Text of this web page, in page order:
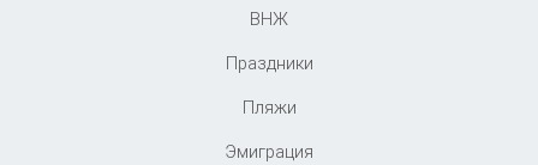
ВНЖ
Праздники
Пляжи
Эмиграция